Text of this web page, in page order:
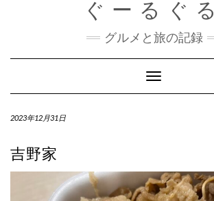
ぐーるぐる
グルメと旅の記録
Toggle
Navigation
2023年12月31日
吉野家